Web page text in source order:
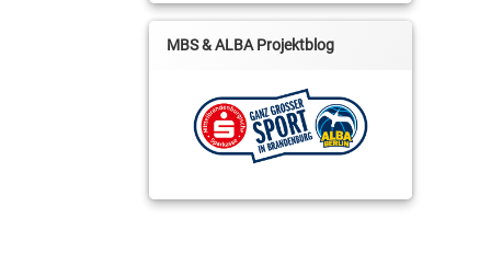
MBS & ALBA Projektblog